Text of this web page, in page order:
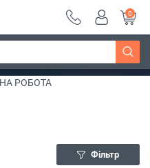
грн ~
Дізнатись більше
0
РОБОТА
Фільтр